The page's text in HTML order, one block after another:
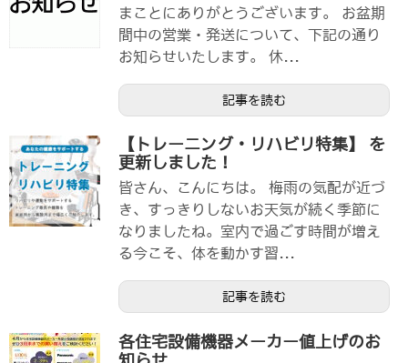
まことにありがとうございます。 お盆期
間中の営業・発送について、下記の通り
お知らせいたします。 休...
記事を読む
【トレーニング・リハビリ特集】 を
更新しました！
皆さん、こんにちは。 梅雨の気配が近づ
き、すっきりしないお天気が続く季節に
なりましたね。室内で過ごす時間が増え
る今こそ、体を動かす習...
記事を読む
各住宅設備機器メーカー値上げのお